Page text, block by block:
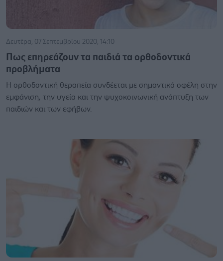
Δευτέρα, 07 Σεπτεμβρίου 2020, 14:10
Πως επηρεάζουν τα παιδιά τα ορθοδοντικά
προβλήματα
Η ορθοδοντική θεραπεία συνδέεται με σημαντικά οφέλη στην
εμφάνιση, την υγεία και την ψυχοκοινωνική ανάπτυξη των
παιδιών και των εφήβων.